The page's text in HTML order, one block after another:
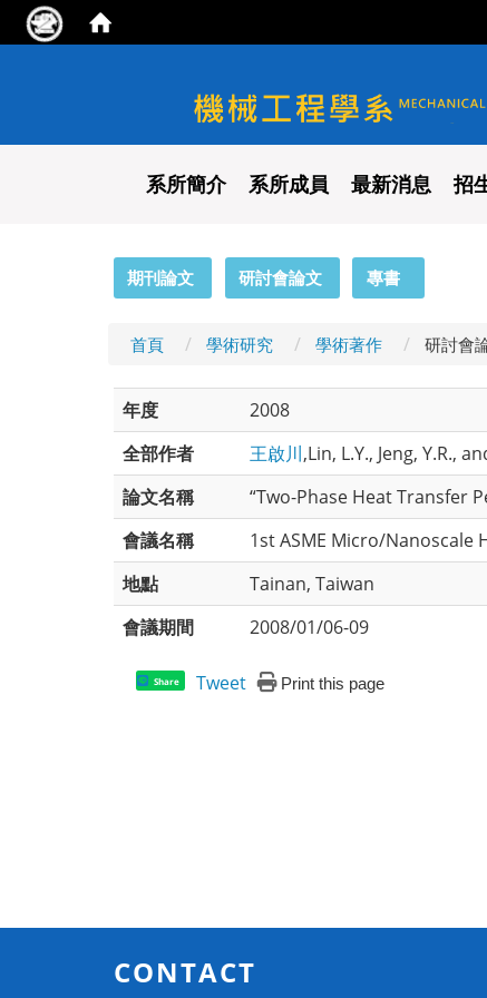
國立陽明交通大學 機械工
系所簡介 系所成員 最新消息 招
期刊論文 研討會論文 專書
首頁 學術研究 學術著作 研討會
年度
2008
全部作者
王啟川,Lin, L.Y., Jeng, Y.R.,
論文名稱
“Two-Phase Heat Transfer
會議名稱
1st ASME Micro/Nanoscale
地點
Tainan, Taiwan
會議期間
2008/01/06-09
Share Tweet Print this page
CONTACT